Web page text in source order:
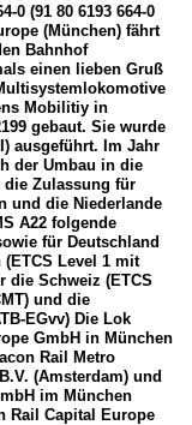
0 (91 80 6193 664-0
(München) fährt
Bahnhof
einen lieben Gruß
Mobilitiy in
gebaut. Sie wurde
ausgeführt. Im Jahr
der Umbau in die
die Zulassung für
und die Niederlande
A22 folgende
für Deutschland
(ETCS Level 1 mit
die Schweiz (ETCS
und die
EGvv) Die Lok
GmbH in München
Rail Metro
(Amsterdam) und
im München
Rail Capital Europe